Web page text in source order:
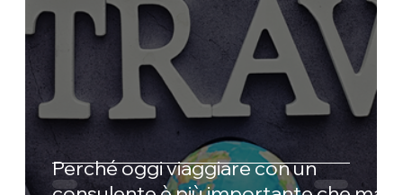
Perché oggi viaggiare con un